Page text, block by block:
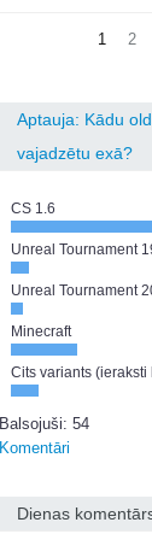
1 2
Aptauja: Kādu
vajadzētu exā?
CS 1.6
Unreal Tournament
Unreal Tournament
Minecraft
Cits variants (ieraksti
Balsojuši: 54
Komentāri
Dienas